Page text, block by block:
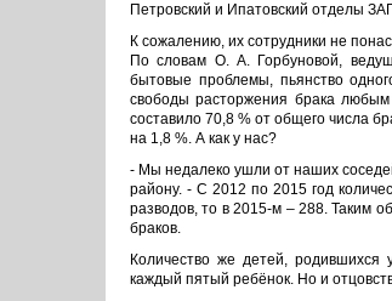
Петровский и Ипатовский отделы
К сожалению, их сотрудники не
По словам О. А. Горбуновой,
бытовые проблемы, пьянство
свободы расторжения брака
составило 70,8 % от общего числа
на 1,8 %. А как у нас?
- Мы недалеко ушли от наших
району. - С 2012 по 2015 год
разводов, то в 2015-м – 288. Таким
браков.
Количество же детей, родившихся
каждый пятый ребёнок. Но и